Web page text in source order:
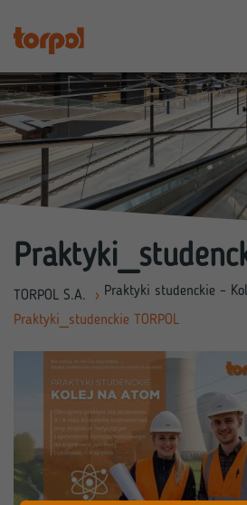
TORPOL S.A. › Praktyki studenckie –
Praktyki_studenckie TORPOL